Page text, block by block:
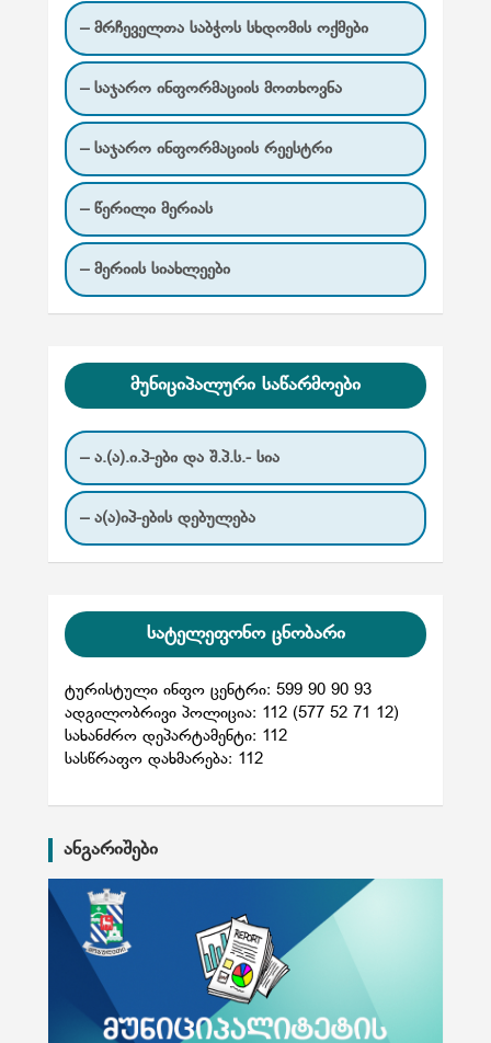
– მრჩეველთა საბჭოს სხდომის ოქმები
– საჯარო ინფორმაციის მოთხოვნა
– საჯარო ინფორმაციის რეესტრი
– წერილი მერიას
– მერიის სიახლეები
მუნიციპალური საწარმოები
– ა.(ა).ი.პ-ები და შ.პ.ს.- სია
– ა(ა)იპ-ების დებულება
სატელეფონო ცნობარი
ტურისტული ინფო ცენტრი: 599 90 90 93
ადგილობრივი პოლიცია: 112 (577 52 71 12)
სახანძრო დეპარტამენტი: 112
სასწრაფო დახმარება: 112
ანგარიშები